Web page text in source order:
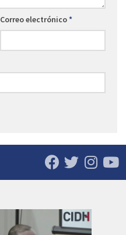
Correo electrónico*